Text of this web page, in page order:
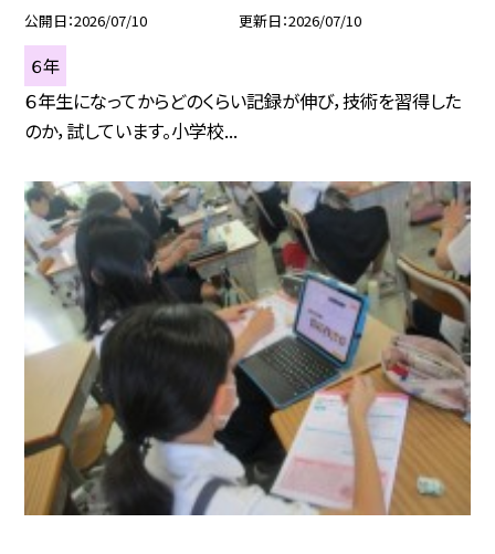
公開日 2026/07/10 更新日 2026/07/10
６年
６年生になってからどのくらい記録が伸び，技術を習得した
のか，試しています。小学校...